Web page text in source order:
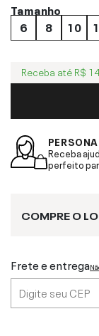
Tamanho
6
8 10
Receba até R$
Receba
perfeito
COMPRE O
Frete e entrega